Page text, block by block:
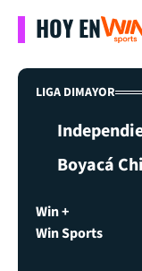
HOY EN
LIGA DIMAYOR
Boyacá
Win +
Win Sports